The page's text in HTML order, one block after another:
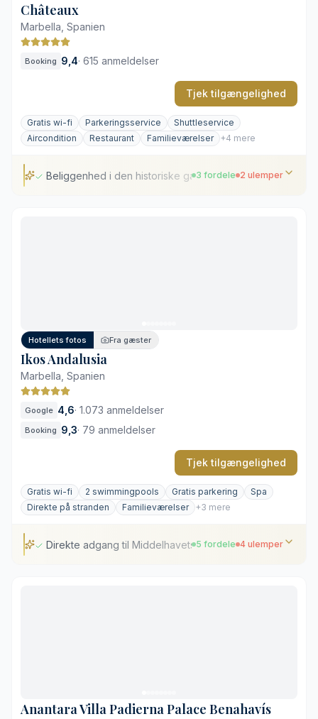
Châteaux
Marbella, Spanien
Booking 9,4· 615 anmeldelser
Tjek tilgængelighed
Gratis wi-fi Parkeringsservice
Shuttleservice
Aircondition
Restaurant Familieværelser +4 mere
Beliggenhed i den historiske gamle bydel
3 fordele 2 ulemper
Hotellets fotos Fra gæster
Ikos Andalusia
Marbella, Spanien
Google 4,6· 1.073 anmeldelser
Booking 9,3· 79 anmeldelser
Tjek tilgængelighed
Gratis wi-fi 2 swimmingpools Gratis parkering
Spa
Direkte på stranden
Familieværelser +3 mere
Direkte adgang til Middelhavets kystlinje ved Estepona
5 fordele 4 ulemper
detaljer
Anantara Villa Padierna Palace Benahavís